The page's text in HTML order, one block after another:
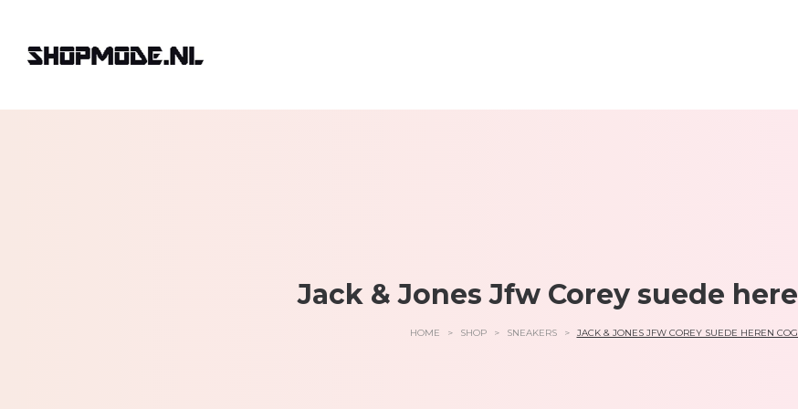
Jack & Jones Jfw Corey suede
HOME > SHOP > SNEAKERS > JACK & JONES JFW COREY SUEDE HEREN